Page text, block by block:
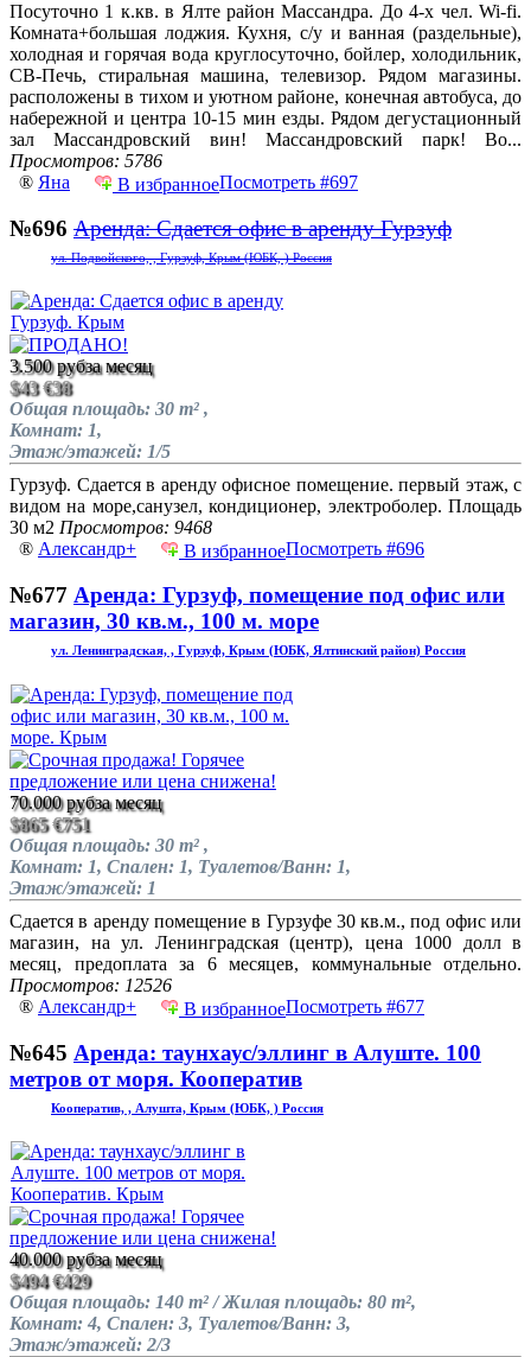
Посуточно 1 к.кв. в Ялте район Массандра. До 4-х чел. Wi-fi.
Комната+большая лоджия. Кухня, с/у и ванная (раздельные),
холодная и горячая вода круглосуточно, бойлер, холодильник,
СВ-Печь, стиральная машина, телевизор. Рядом магазины.
расположены в тихом и уютном районе, конечная автобуса, до
набережной и центра 10-15 мин езды. Рядом дегустационный
зал Массандровский вин! Массандровский парк! Во...
Просмотров: 5786
® Яна В избранноеПосмотреть #697
№696 Аренда: Сдается офис в аренду Гурзуф
ул. Подвойского, , Гурзуф, Крым (ЮБК, ) Россия
3.500 рубза месяц
$43 €38
Общая площадь: 30 m² ,
Комнат: 1,
Этаж/этажей: 1/5
Гурзуф. Сдается в аренду офисное помещение. первый этаж, с
видом на море,санузел, кондиционер, электроболер. Площадь
30 м2 Просмотров: 9468
® Александр+ В избранноеПосмотреть #696
№677 Аренда: Гурзуф, помещение под офис или
магазин, 30 кв.м., 100 м. море
ул. Ленинградская, , Гурзуф, Крым (ЮБК, Ялтинский район) Россия
70.000 рубза месяц
$865 €751
Общая площадь: 30 m² ,
Комнат: 1, Спален: 1, Туалетов/Ванн: 1,
Этаж/этажей: 1
Сдается в аренду помещение в Гурзуфе 30 кв.м., под офис или
магазин, на ул. Ленинградская (центр), цена 1000 долл в
месяц, предоплата за 6 месяцев, коммунальные отдельно.
Просмотров: 12526
® Александр+ В избранноеПосмотреть #677
№645 Аренда: таунхаус/эллинг в Алуште. 100
метров от моря. Кооператив
Кооператив, , Алушта, Крым (ЮБК, ) Россия
40.000 рубза месяц
$494 €429
Общая площадь: 140 m² / Жилая площадь: 80 m²,
Комнат: 4, Спален: 3, Туалетов/Ванн: 3,
Этаж/этажей: 2/3